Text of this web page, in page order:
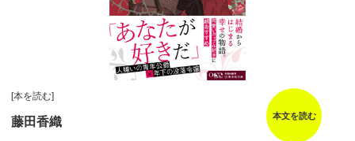
[本を読む]
藤田香織 本文を読む